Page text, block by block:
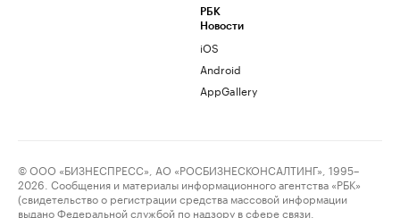
РБК
Новости
iOS
Android
AppGallery
© ООО «БИЗНЕСПРЕСС», АО «РОСБИЗНЕСКОНСАЛТИНГ», 1995–
2026. Сообщения и материалы информационного агентства «РБК»
(свидетельство о регистрации средства массовой информации
выдано Федеральной службой по надзору в сфере связи,